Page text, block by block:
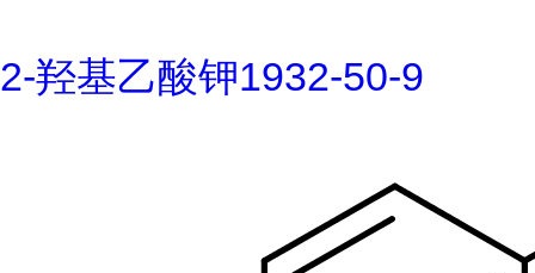
2-羟基乙酸钾1932-50-9